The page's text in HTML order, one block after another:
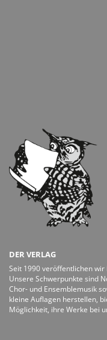
DER VERLAG
Seit 1990 veröffentlichen
Unsere Schwerpunkte sind
Chor- und Ensemblemusik
kleine Auflagen herstellen,
Möglichkeit, ihre Werke bei